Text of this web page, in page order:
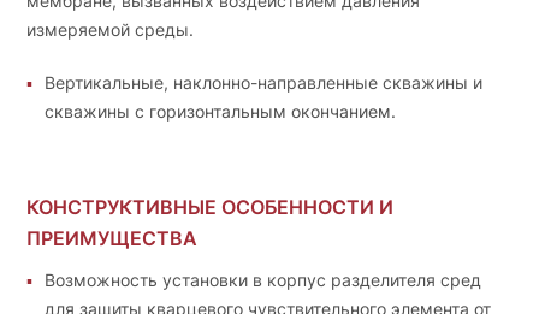
измеряемой среды.
Вертикальные, наклонно-направленные скважины и
скважины с горизонтальным окончанием.
КОНСТРУКТИВНЫЕ ОСОБЕННОСТИ И
ПРЕИМУЩЕСТВА
Возможность установки в корпус разделителя сред
для защиты кварцевого чувствительного элемента от